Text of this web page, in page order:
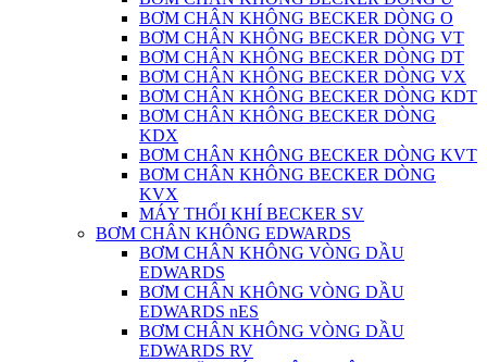
BƠM CHÂN KHÔNG BECKER DÒNG O
BƠM CHÂN KHÔNG BECKER DÒNG VT
BƠM CHÂN KHÔNG BECKER DÒNG DT
BƠM CHÂN KHÔNG BECKER DÒNG VX
BƠM CHÂN KHÔNG BECKER DÒNG KDT
BƠM CHÂN KHÔNG BECKER DÒNG
KDX
BƠM CHÂN KHÔNG BECKER DÒNG KVT
BƠM CHÂN KHÔNG BECKER DÒNG
KVX
MÁY THỔI KHÍ BECKER SV
BƠM CHÂN KHÔNG EDWARDS
BƠM CHÂN KHÔNG VÒNG DẦU
EDWARDS
BƠM CHÂN KHÔNG VÒNG DẦU
EDWARDS nES
BƠM CHÂN KHÔNG VÒNG DẦU
EDWARDS RV